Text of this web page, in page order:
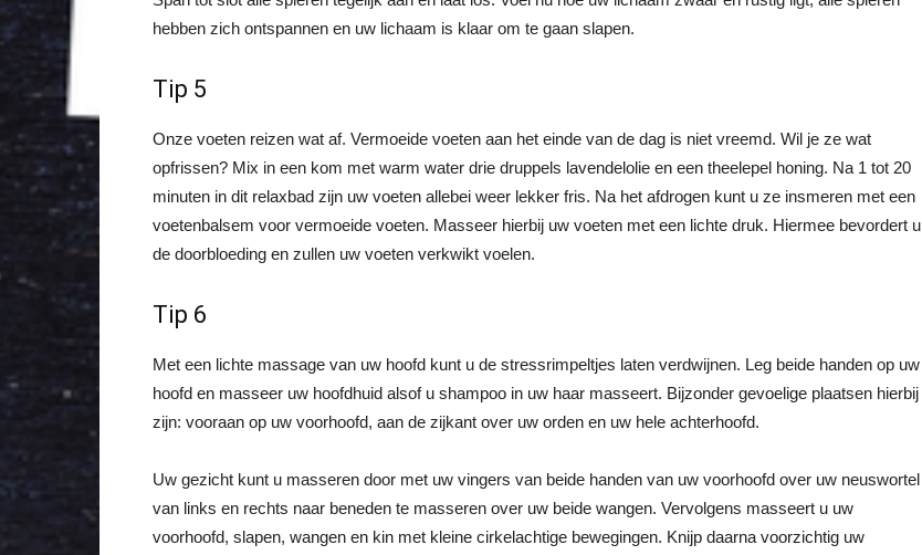
hebben zich ontspannen en uw lichaam is klaar om te gaan slapen.
Tip 5
Onze voeten reizen wat af. Vermoeide voeten aan het einde van de dag is niet vreemd. Wil je ze wat
opfrissen? Mix in een kom met warm water drie druppels lavendelolie en een theelepel honing. Na 1 tot 20
minuten in dit relaxbad zijn uw voeten allebei weer lekker fris. Na het afdrogen kunt u ze insmeren met een
voetenbalsem voor vermoeide voeten. Masseer hierbij uw voeten met een lichte druk. Hiermee bevordert u
de doorbloeding en zullen uw voeten verkwikt voelen.
Tip 6
Met een lichte massage van uw hoofd kunt u de stressrimpeltjes laten verdwijnen. Leg beide handen op uw
hoofd en masseer uw hoofdhuid alsof u shampoo in uw haar masseert. Bijzonder gevoelige plaatsen hierbij
zijn: vooraan op uw voorhoofd, aan de zijkant over uw orden en uw hele achterhoofd.
Uw gezicht kunt u masseren door met uw vingers van beide handen van uw voorhoofd over uw neuswortel
van links en rechts naar beneden te masseren over uw beide wangen. Vervolgens masseert u uw
voorhoofd, slapen, wangen en kin met kleine cirkelachtige bewegingen. Knijp daarna voorzichtig uw